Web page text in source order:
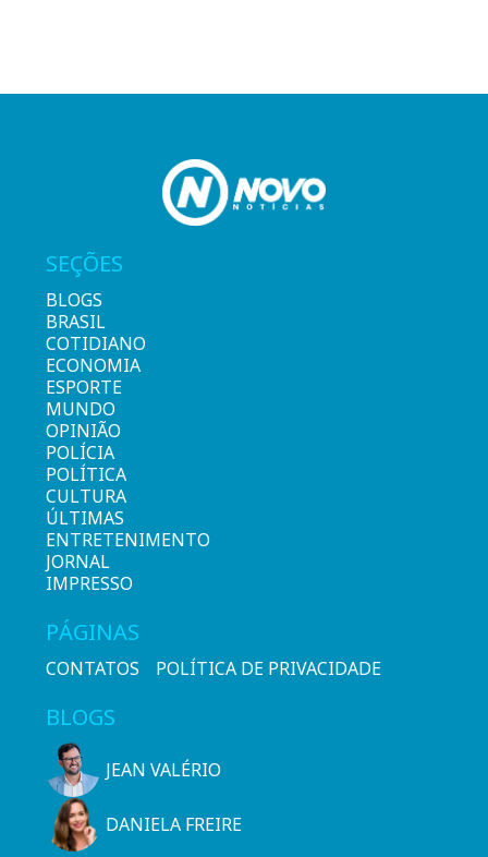
SEÇÕES
BLOGS
BRASIL
COTIDIANO
ECONOMIA
ESPORTE
MUNDO
OPINIÃO
POLÍCIA
POLÍTICA
CULTURA
ÚLTIMAS
ENTRETENIMENTO
JORNAL
IMPRESSO
PÁGINAS
CONTATOS POLÍTICA DE PRIVACIDADE
BLOGS
JEAN VALÉRIO
DANIELA FREIRE